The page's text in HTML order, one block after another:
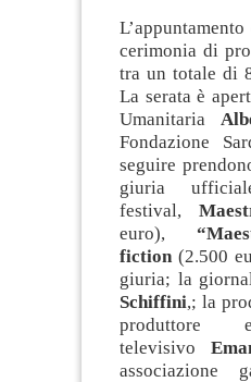
cerimonia di
tra un totale di
La serata è
Umanitaria
Fondazione
seguire
giuria
festival,
euro),
fiction(2.500
giuria; la
Schiffini,; la
produttore
televisivo
associazione